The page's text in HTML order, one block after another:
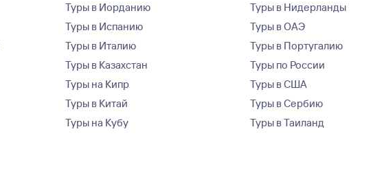
Туры в Иорданию
Туры в Испанию
Туры в Италию
Туры в Казахстан
Туры на Кипр
Туры в Китай
Туры на Кубу
Туры в Нидерланды
Туры в ОАЭ
Туры в Португалию
Туры по России
Туры в США
Туры в Сербию
Туры в Таиланд